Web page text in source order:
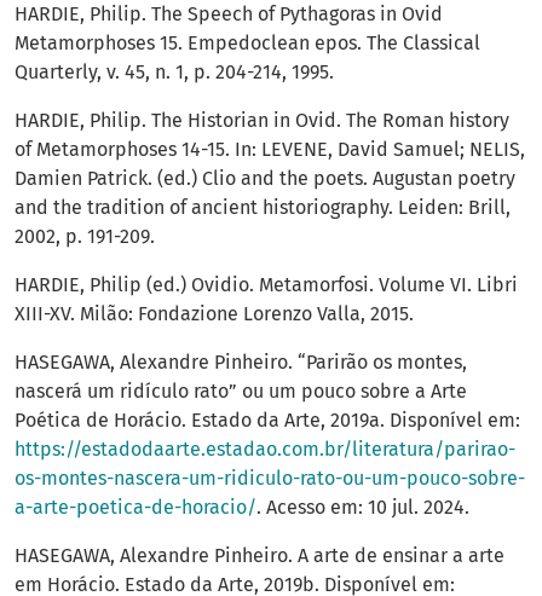
HARDIE, Philip. The Speech of Pythagoras in Ovid
Metamorphoses 15. Empedoclean epos. The Classical
Quarterly, v. 45, n. 1, p. 204-214, 1995.
HARDIE, Philip. The Historian in Ovid. The Roman history
of Metamorphoses 14-15. In: LEVENE, David Samuel; NELIS,
Damien Patrick. (ed.) Clio and the poets. Augustan poetry
and the tradition of ancient historiography. Leiden: Brill,
2002, p. 191-209.
HARDIE, Philip (ed.) Ovidio. Metamorfosi. Volume VI. Libri
XIII-XV. Milão: Fondazione Lorenzo Valla, 2015.
HASEGAWA, Alexandre Pinheiro. “Parirão os montes,
nascerá um ridículo rato” ou um pouco sobre a Arte
Poética de Horácio. Estado da Arte, 2019a. Disponível em:
https://estadodaarte.estadao.com.br/literatura/parirao-
os-montes-nascera-um-ridiculo-rato-ou-um-pouco-sobre-
a-arte-poetica-de-horacio/. Acesso em: 10 jul. 2024.
HASEGAWA, Alexandre Pinheiro. A arte de ensinar a arte
em Horácio. Estado da Arte, 2019b. Disponível em: